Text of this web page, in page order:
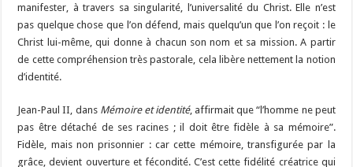
manifester, à travers sa singularité, l’universalité du Christ. Elle n’est
pas quelque chose que l’on défend, mais quelqu’un que l’on reçoit : le
Christ lui-même, qui donne à chacun son nom et sa mission. A partir
de cette compréhension très pastorale, cela libère nettement la notion
d’identité.
Jean-Paul II, dans Mémoire et identité, affirmait que “l’homme ne peut
pas être détaché de ses racines ; il doit être fidèle à sa mémoire”.
Fidèle, mais non prisonnier : car cette mémoire, transfigurée par la
grâce, devient ouverture et fécondité. C’est cette fidélité créatrice qui